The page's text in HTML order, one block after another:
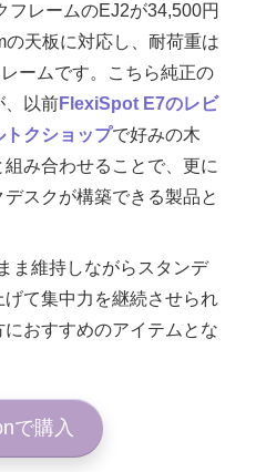
フレームのEJ2が34,500円
の天板に対応し、耐荷重は
ームです。こちら純正の
、以前FlexiSpot E7のレビ
トクショップで好みの木
み合わせることで、更に
スクが構築できる製品と
ま維持しながらスタンデ
て集中力を継続させられ
おすすめのアイテムとな
で購入